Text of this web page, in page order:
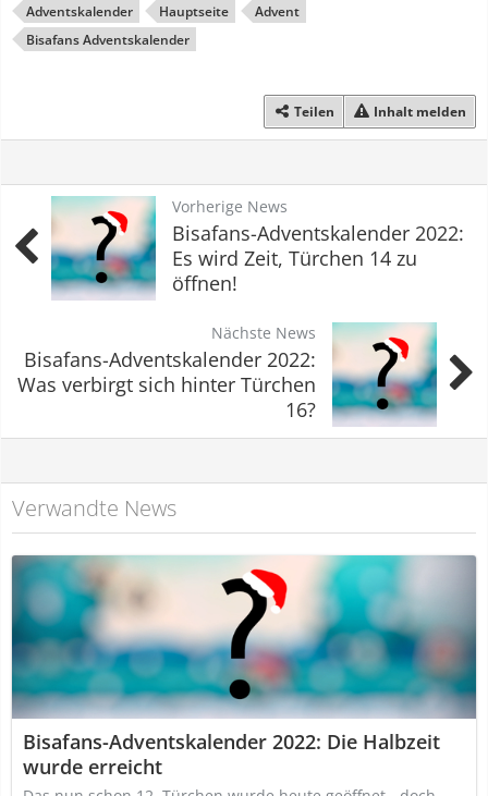
Adventskalender
Hauptseite
Advent
Bisafans Adventskalender
Teilen Inhalt melden
Vorherige News
Bisafans-Adventskalender 2022:
Es wird Zeit, Türchen 14 zu
öffnen!
Nächste News
Bisafans-Adventskalender 2022:
Was verbirgt sich hinter Türchen
16?
Verwandte News
Bisafans-Adventskalender 2022: Die Halbzeit
wurde erreicht